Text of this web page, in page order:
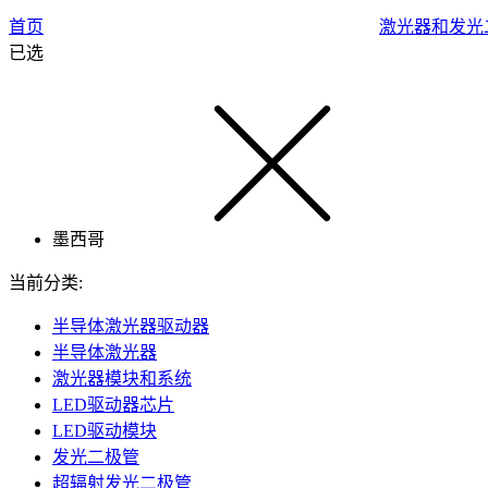
首页 激光器和发光
已选
墨西哥
当前分类:
半导体激光器驱动器
半导体激光器
激光器模块和系统
LED驱动器芯片
LED驱动模块
发光二极管
超辐射发光二极管